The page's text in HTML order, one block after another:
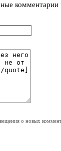
комментарии
о новых